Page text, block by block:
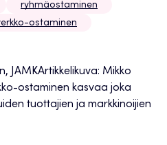
ryhmäostaminen
ostaminen
JAMKArtikkelikuva: Mikko
ostaminen kasvaa joka
tuottajien ja markkinoijien